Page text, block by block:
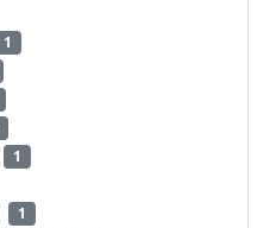
1
1
1